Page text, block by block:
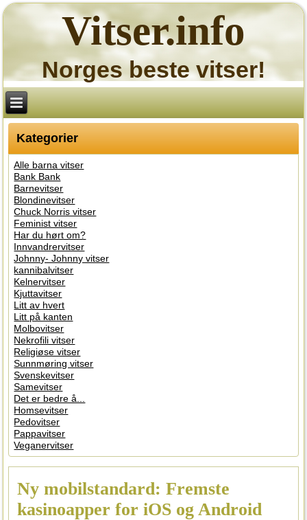
Vitser.info
Norges beste vitser!
Kategorier
Alle barna vitser
Bank Bank
Barnevitser
Blondinevitser
Chuck Norris vitser
Feminist vitser
Har du hørt om?
Innvandrervitser
Johnny- Johnny vitser
kannibalvitser
Kelnervitser
Kjuttavitser
Litt av hvert
Litt på kanten
Molbovitser
Nekrofili vitser
Religiøse vitser
Sunnmøring vitser
Svenskevitser
Samevitser
Det er bedre å...
Homsevitser
Pedovitser
Pappavitser
Veganervitser
Ny mobilstandard: Fremste
kasinoapper for iOS og Android